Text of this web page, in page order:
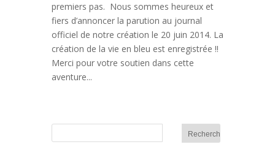
premiers pas. Nous sommes heureux et
fiers d’annoncer la parution au journal
officiel de notre création le 20 juin 2014. La
création de la vie en bleu est enregistrée !!
Merci pour votre soutien dans cette
aventure...